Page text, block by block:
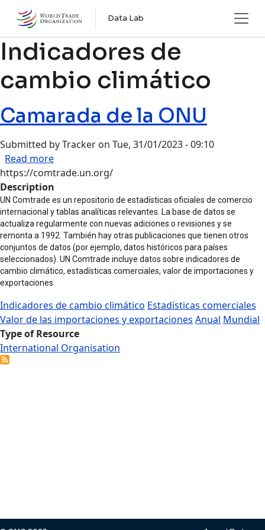
Skip to main content
Data Lab
Indicadores de
cambio climático
Camarada de la ONU
Submitted byTracker on Tue, 31/01/2023 - 09:10
Read moreabout Camarada de la ONU
https://comtrade.un.org/
Description
UN Comtrade es un repositorio de estadísticas oficiales de comercio
internacional y tablas analíticas relevantes. La base de datos se
actualiza regularmente con nuevas adiciones o revisiones y se
remonta a 1992. También hay otras publicaciones que tienen otros
conjuntos de datos (por ejemplo, datos históricos para países
seleccionados). UN Comtrade incluye datos sobre indicadores de
cambio climático, estadísticas comerciales, valor de importaciones y
exportaciones.
Indicadores de cambio climático Estadísticas comerciales
Valor de las importaciones y exportaciones Anual Mundial
Type of Resource
International Organisation